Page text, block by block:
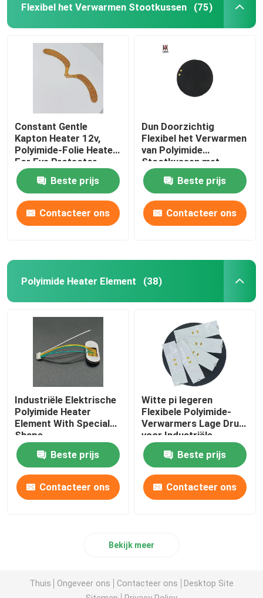
Flexibel het Verwarmen Stootkussen (75)
Constant Gentle
Kapton Heater 12v,
Polyimide-Folie Heater
For Eye Protector
Beste prijs
Contacteer ons
Dun Doorzichtig
Flexibel het Verwarmen
van Polyimide
Stootkussen met
Nauwkeurige
Temperatuurcontrole
Beste prijs
Contacteer ons
Polyimide Heater Element (38)
Industriële Elektrische
Polyimide Heater
Element With Special
Shape
Beste prijs
Contacteer ons
Witte pi legeren
Flexibele Polyimide-
Verwarmers Lage Druk
voor Industriële
Energiemijnbouw
Beste prijs
Contacteer ons
Bekijk meer
Thuis Ongeveer ons Contacteer ons
Desktop Site